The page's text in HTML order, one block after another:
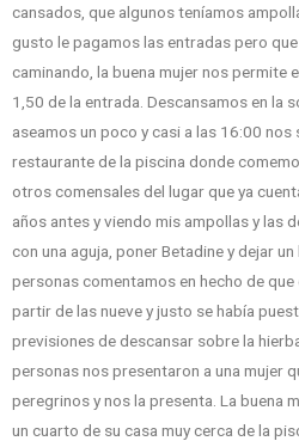
cansados, que algunos teníamos
gusto le pagamos las entradas pero
caminando, la buena mujer nos permite
1,50 de la entrada. Descansamos en la
aseamos un poco y casi a las 16:00
restaurante de la piscina donde
otros comensales del lugar que ya
años antes y viendo mis ampollas y las
con una aguja, poner Betadine y dejar
personas comentamos en hecho de
partir de las nueve y justo se había
previsiones de descansar sobre la
personas nos presentaron a una mujer
peregrinos y nos la presenta. La buena
un cuarto de su casa muy cerca de la